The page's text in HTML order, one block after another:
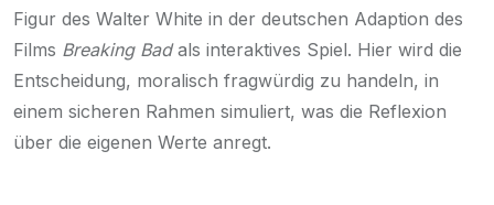
Figur des Walter White in der deutschen Adaption des
Films Breaking Badals interaktives Spiel. Hier wird die
Entscheidung, moralisch fragwürdig zu handeln, in
einem sicheren Rahmen simuliert, was die Reflexion
über die eigenen Werte anregt.